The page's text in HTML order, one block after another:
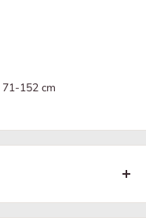
71-152 cm